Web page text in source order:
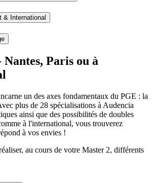
& International
Paris ou à
un des axes fondamentaux du PGE : la
plus de 28 spécialisations à Audencia
ainsi que des possibilités de doubles
à l'international, vous trouverez
à vos envies !
au cours de votre Master 2, différents